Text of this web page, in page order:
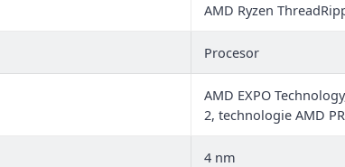
AMD Ryzen
Procesor
AMD EXPO
2, technologie AMD
4 nm